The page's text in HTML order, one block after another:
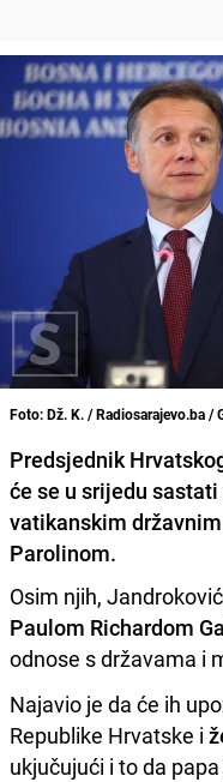
Foto: Dž. K. / Radiosarajevo.ba /
Predsjednik
će se u srijedu
vatikanskim
Parolinom.
Osim njih,
Paulom Richardom
odnose s državama i
Najavio je da će ih
Republike Hrvatske i
ukjučujući i to da